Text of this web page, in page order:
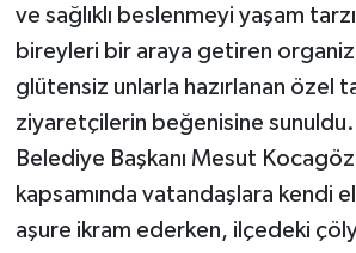
ve sağlıklı beslenmeyi yaşam
bireyleri bir araya getiren
glütensiz unlarla hazırlanan özel
ziyaretçilerin beğenisine
Belediye Başkanı Mesut
kapsamında vatandaşlara kendi
aşure ikram ederken, ilçedeki